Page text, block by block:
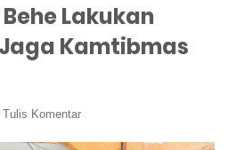
Lakukan
Kamtibmas
Tulis Komentar